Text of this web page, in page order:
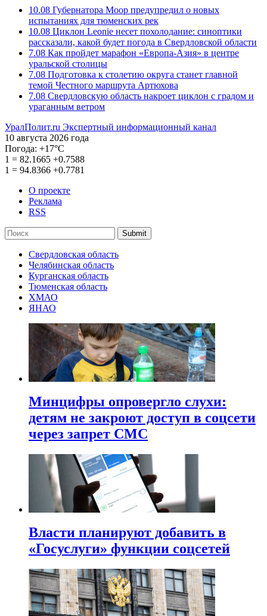
10.08 Губернатора Моор предупредил о новых
испытаниях для тюменских рек
10.08 Циклон Leonie несет похолодание: синоптики
рассказали, какой будет погода в Свердловской области
7.08 Как пройдет марафон «Европа-Азия» в центре
уральской столицы
7.08 Подготовка к столетию округа станет главной
темой Честного маршрута Артюхова
7.08 Свердловскую область накроет циклон с градом и
ураганным ветром
УралПолит.ru Экспертный информационный канал
10 августа 2026 года
Погода: +17°С
1 = 82.1665 +0.7588
1 = 94.8366 +0.7781
О проекте
Реклама
RSS
Submit
Свердловская область
Челябинская область
Курганская область
Тюменская область
ХМАО
ЯНАО
Минцифры опровергло слухи:
детям не закроют доступ в соцсети
через запрет СМС
Власти планируют добавить в
«Госуслуги» функции соцсетей